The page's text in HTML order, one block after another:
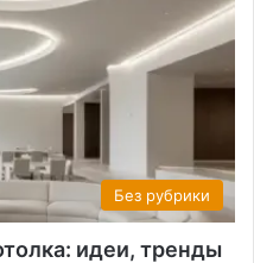
Без рубрики
идеи, тренды